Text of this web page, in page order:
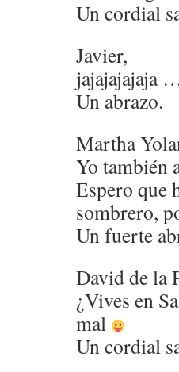
Un cordial
Javier,
jajajajajaja
Un abrazo.
Martha
Yo también
Espero que
sombrero,
Un fuerte
David de la
¿Vives en
mal
Un cordial